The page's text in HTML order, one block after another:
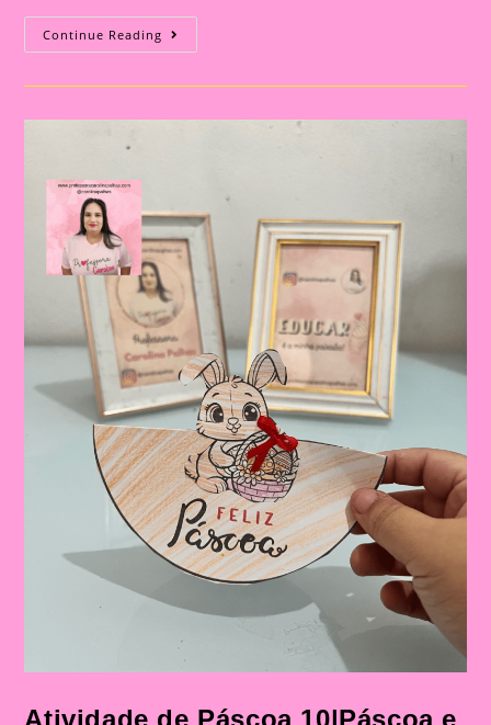
Continue Reading Lembrancinha
De
|Páscoa
Atividade de Páscoa 10|Páscoa e